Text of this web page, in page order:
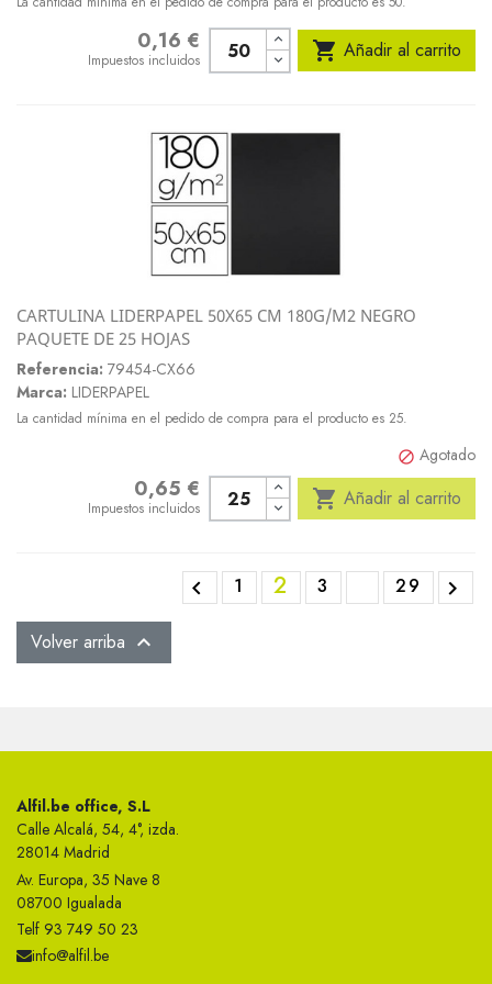
0,16 €
Impuestos incluidos  Añadir al carrito
CARTULINA LIDERPAPEL 50X65 CM 180G/M2 NEGRO
PAQUETE DE 25 HOJAS
Referencia: 79454-CX66
Marca: LIDERPAPEL
La cantidad mínima en el pedido de compra para el producto es 25.
 Agotado
0,65 €
Impuestos incluidos  Añadir al carrito
 1 2 3 29 
Volver arriba 
Alfil.be office, S.L
Calle Alcalá, 54, 4°, izda.
28014 Madrid
Av. Europa, 35 Nave 8
08700 Igualada
Telf 93 749 50 23
info@alfil.be